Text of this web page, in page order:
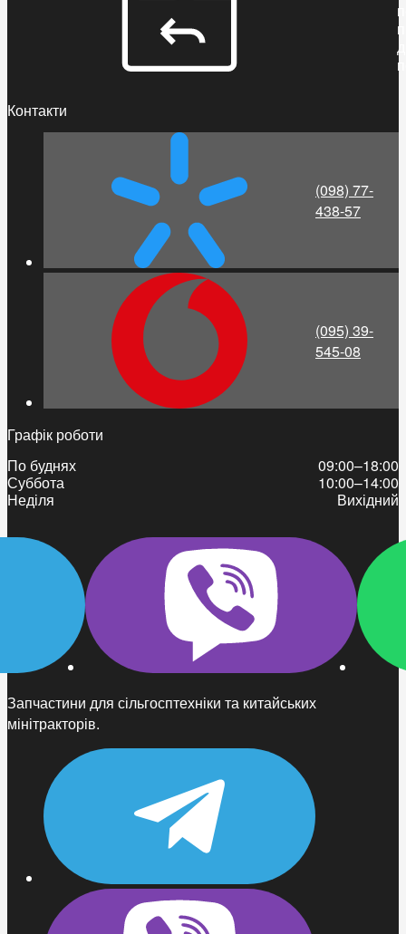
Запчастини для сільгосптехніки та китайських
мінітракторів.
Контакти
(098) 77-
438-57
(095) 39-
545-08
Графік роботи
По буднях
09:00–18:00
Суббота
10:00–14:00
Неділя
Вихідний